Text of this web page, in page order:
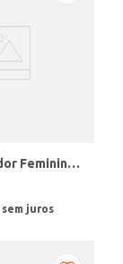
Relógio Condor Feminino DOURADO